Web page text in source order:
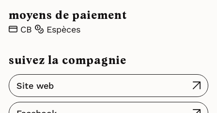
moyens de paiement
CB Espèces
suivez la compagnie
Site web